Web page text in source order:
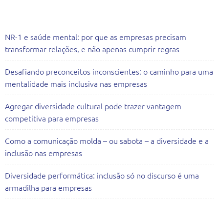
NR-1 e saúde mental: por que as empresas precisam
transformar relações, e não apenas cumprir regras
Desafiando preconceitos inconscientes: o caminho para uma
mentalidade mais inclusiva nas empresas
Agregar diversidade cultural pode trazer vantagem
competitiva para empresas
Como a comunicação molda – ou sabota – a diversidade e a
inclusão nas empresas
Diversidade performática: inclusão só no discurso é uma
armadilha para empresas